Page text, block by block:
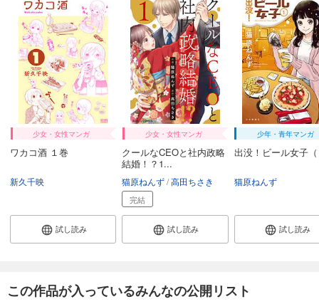
少女・女性マンガ
ワカコ酒 １巻
新久千映
試し読み
少女・女性マンガ
クールなCEOと社内政略
結婚！？1...
猫原ねんず 高田ちさき
完結
試し読み
少年・青年マンガ
出没！ビール女子
猫原ねんず
試し読み
この作品が入っているみんなの公開リスト